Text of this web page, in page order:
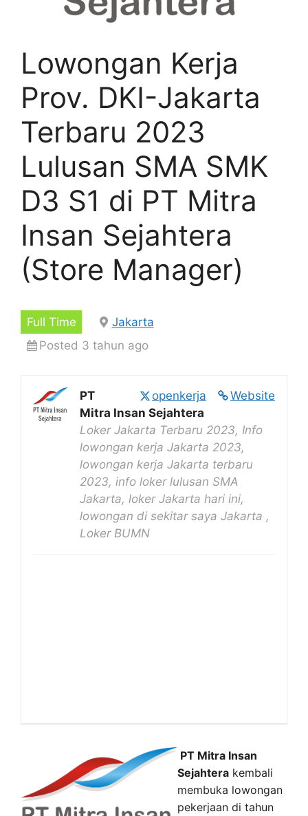
Lowongan Kerja
Prov. DKI-Jakarta
Terbaru 2023
Lulusan SMA SMK
D3 S1 di PT Mitra
Insan Sejahtera
(Store Manager)
Full Time
Jakarta
Posted 3 tahun ago
Website
openkerja
PT
Mitra Insan Sejahtera
Loker Jakarta Terbaru 2023, Info
lowongan kerja Jakarta 2023,
lowongan kerja Jakarta terbaru
2023, info loker lulusan SMA
Jakarta, loker Jakarta hari ini,
lowongan di sekitar saya Jakarta ,
Loker BUMN
PT Mitra Insan
Sejahtera kembali
membuka lowongan
pekerjaan di tahun